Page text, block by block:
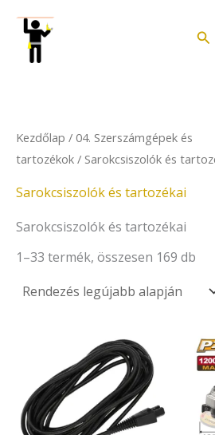
content
Kezdőlap / 04. Szerszámgépek és
tartozékok / Sarokcsiszolók és
Sarokcsiszolók és tartozékai
Sarokcsiszolók és tartozékai
1–33 termék, összesen 169 db